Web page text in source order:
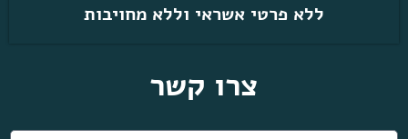
ללא פרטי אשראי וללא מחויבות
צרו קשר